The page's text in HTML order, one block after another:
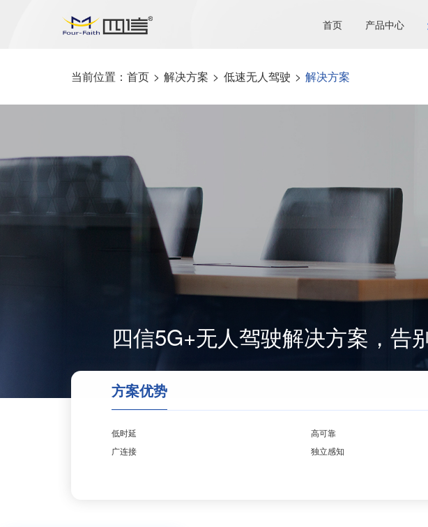
首页 产品中心
当前位置： 首页 > 解决方案 > 低速无人驾驶 > 解决方案
四信5G+无人驾驶解决方案，告
方案优势
低时延
高可靠
广连接
独立感知